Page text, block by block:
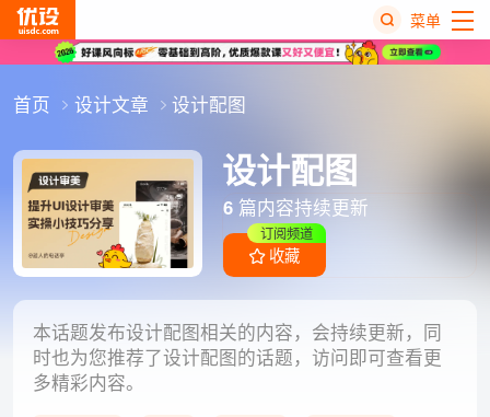
菜单
首页 设计文章 设计配图
设计配图
6 篇内容持续更新
收藏
订阅频道
本话题发布设计配图相关的内容，会持续更新，同
时也为您推荐了设计配图的话题，访问即可查看更
多精彩内容。